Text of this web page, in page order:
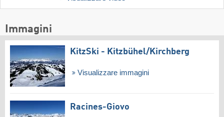
Immagini
KitzSki - Kitzbühel/​Kirchberg
Visualizzare immagini
Racines-Giovo